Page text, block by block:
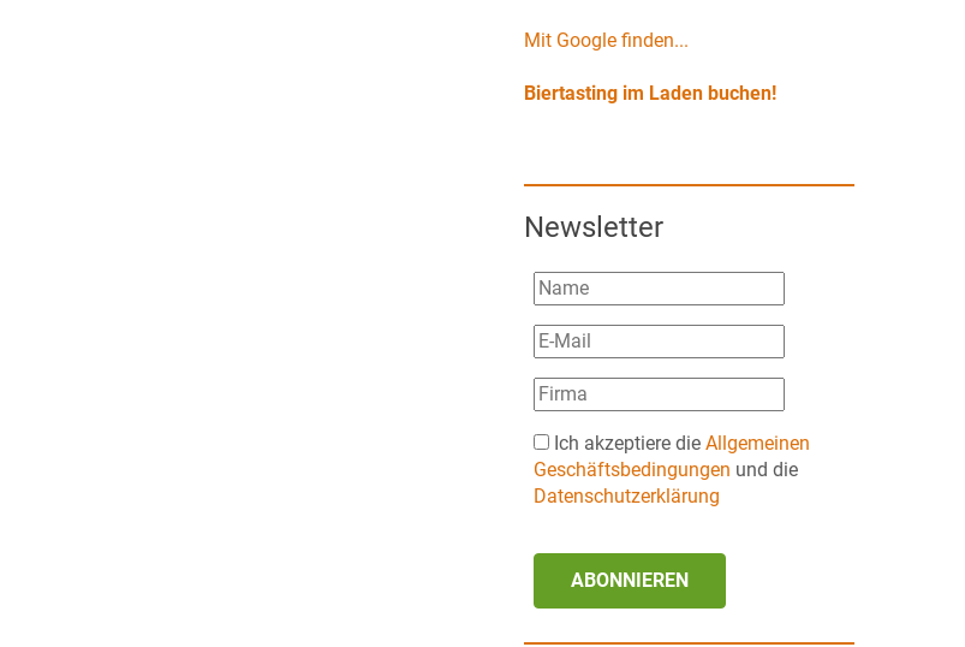
Mit Google finden...
Biertasting im Laden buchen!
Newsletter
Ich akzeptiere die Allgemeinen
Geschäftsbedingungen und die
Datenschutzerklärung
ABONNIEREN